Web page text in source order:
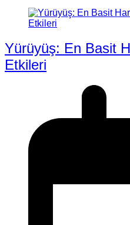
Yürüyüş: En Basit
Etkileri